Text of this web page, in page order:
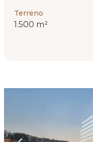
Terreno
1.500 m²